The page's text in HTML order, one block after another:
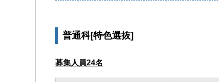
普通科[特色選抜]
募集人員24名